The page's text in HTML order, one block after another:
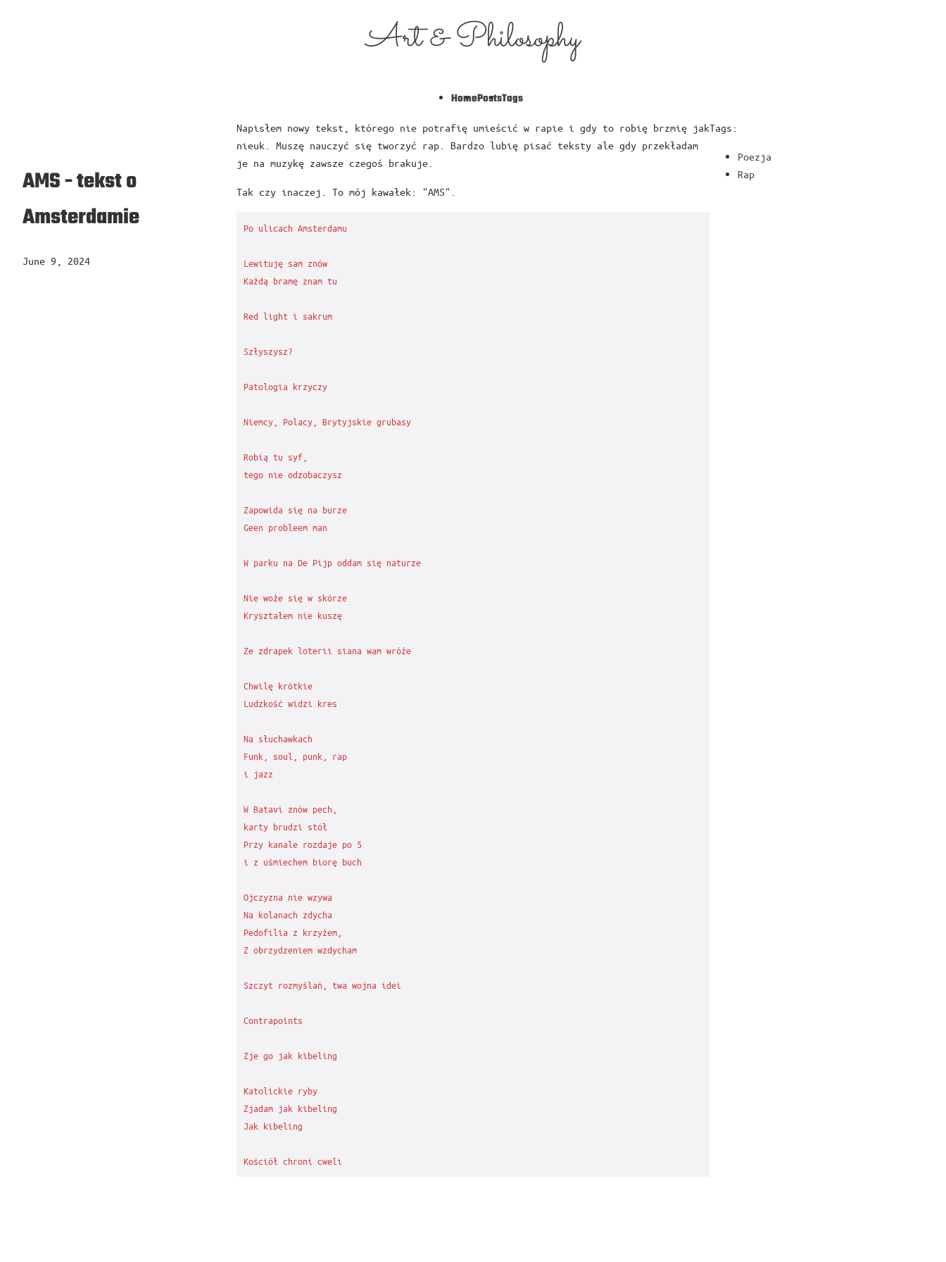
Art & Philosophy
HomePostsTags
AMS - tekst o
Amsterdamie
June 9, 2024
Napisłem nowy tekst, którego nie potrafię umieścić w rapie i gdy to robię brzmię jak
nieuk. Muszę nauczyć się tworzyć rap. Bardzo lubię pisać teksty ale gdy przekładam
je na muzykę zawsze czegoś brakuje.
Tak czy inaczej. To mój kawałek: "AMS".
Po ulicach Amsterdamu
Lewituję sam znów
Każdą bramę znam tu
Red light i sakrum
Szłyszysz?
Patologia krzyczy
Niemcy, Polacy, Brytyjskie grubasy
Robią tu syf,
tego nie odzobaczysz
Zapowida się na burze
Geen probleem man
W parku na De Pijp oddam się naturze
Nie woże się w skórze
Kryształem nie kuszę
Ze zdrapek loterii siana wam wróże
Chwilę krótkie
Ludzkość widzi kres
Na słuchawkach
Funk, soul, punk, rap
i jazz
W Batavi znów pech,
karty brudzi stół
Przy kanale rozdaje po 5
i z uśmiechem biorę buch
Ojczyzna nie wzywa
Na kolanach zdycha
Pedofilia z krzyżem,
Z obrzydzeniem wzdycham
Szczyt rozmyślań, twa wojna idei
Contrapoints
Zje go jak kibeling
Katolickie ryby
Zjadam jak kibeling
Jak kibeling
Kościół chroni cweli
Tags:
Poezja
Rap